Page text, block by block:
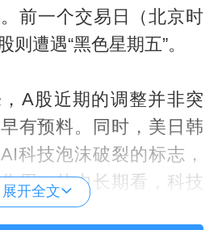
前一个交易日（北京时
则遭遇“黑色星期五”。
A股近期的调整并非突
有预料。同时，美日韩
科技泡沫破裂的标志，
用。从中长期看，科技
继续关注。
展开全文